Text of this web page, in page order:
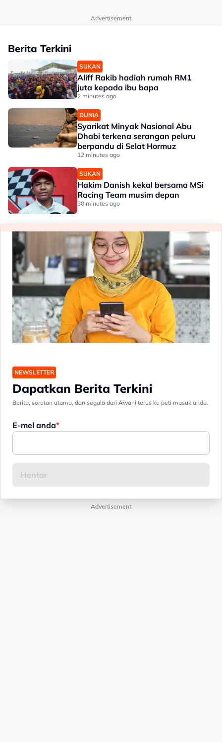
Advertisement
Berita Terkini
SUKAN
Aliff Rakib hadiah rumah RM1
juta kepada ibu bapa
2 minutes ago
DUNIA
Syarikat Minyak Nasional Abu
Dhabi terkena serangan peluru
berpandu di Selat Hormuz
12 minutes ago
SUKAN
Hakim Danish kekal bersama MSi
Racing Team musim depan
30 minutes ago
NEWSLETTER
Dapatkan Berita Terkini
Berita, sorotan utama, dan segala dari Awani terus ke peti masuk anda.
E-mel anda
Advertisement